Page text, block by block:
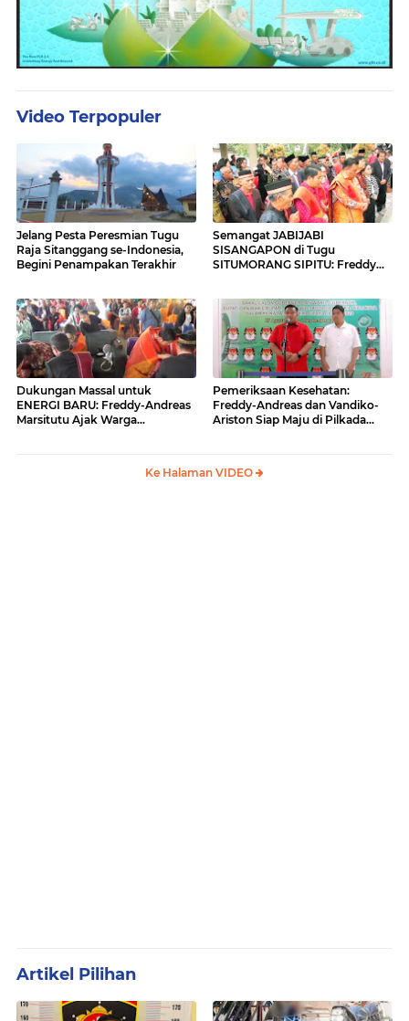
Video Terpopuler
Jelang Pesta Peresmian Tugu
Raja Sitanggang se-Indonesia,
Begini Penampakan Terakhir
Semangat JABIJABI
SISANGAPON di Tugu
SITUMORANG SIPITU: Freddy
Dukungan Massal untuk
ENERGI BARU: Freddy-Andreas
Marsitutu Ajak Warga
Pemeriksaan Kesehatan:
Freddy-Andreas dan Vandiko-
Ariston Siap Maju di Pilkada
Ke Halaman VIDEO
Artikel Pilihan